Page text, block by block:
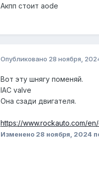
Акпп стоит aode
Опубликовано 28 ноября,
Вот эту шнягу поменяй.
IAC valve
Она сзади двигателя.
https://www.rockauto.com/
Изменено 28 ноября, 2024